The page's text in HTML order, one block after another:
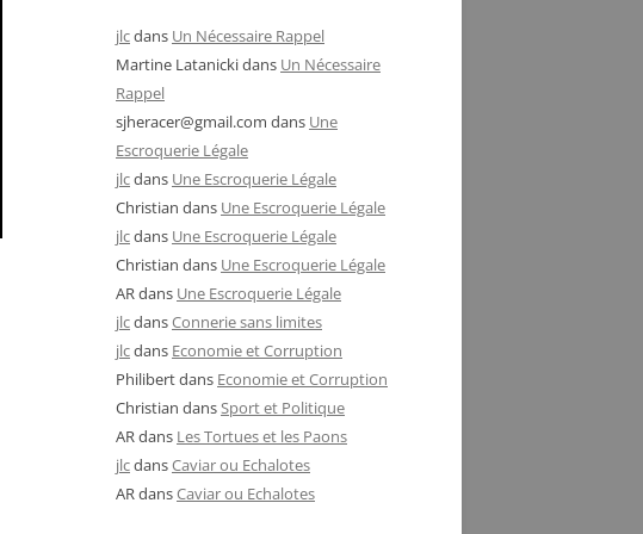
jlcdans Un Nécessaire Rappel
Martine Latanickidans Un Nécessaire
Rappel
sjheracer@gmail.com dans Une
Escroquerie Légale
jlcdans Une Escroquerie Légale
Christian dans Une Escroquerie Légale
jlcdans Une Escroquerie Légale
Christian dans Une Escroquerie Légale
ARdans Une Escroquerie Légale
jlcdansConnerie sans limites
jlcdans Economie et Corruption
Philibertdans Economie et Corruption
Christian dansSport et Politique
ARdans Les Tortues et les Paons
jlcdansCaviar ou Echalotes
ARdansCaviar ou Echalotes